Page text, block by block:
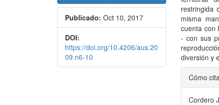
Publicado: Oct 10, 2017
DOI:
https://doi.org/10.4206/aus.20
09.n6-10
restringida
misma
cuenta con
- con sus
diversión y
del
Cómo
Cordero